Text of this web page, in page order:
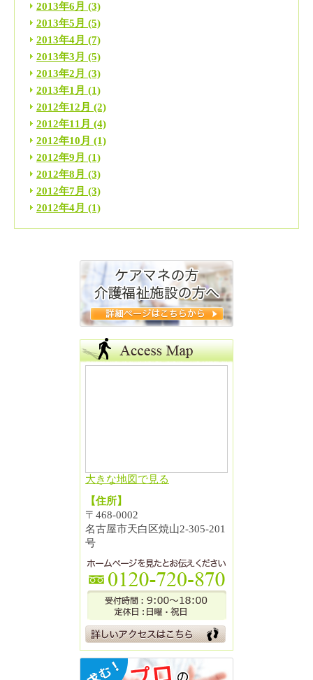
2013年6月 (3)
2013年5月 (5)
2013年4月 (7)
2013年3月 (5)
2013年2月 (3)
2013年1月 (1)
2012年12月 (2)
2012年11月 (4)
2012年10月 (1)
2012年9月 (1)
2012年8月 (3)
2012年7月 (3)
2012年4月 (1)
大きな地図で見る
【住所】
〒468-0002
名古屋市天白区焼山2-305-201
号